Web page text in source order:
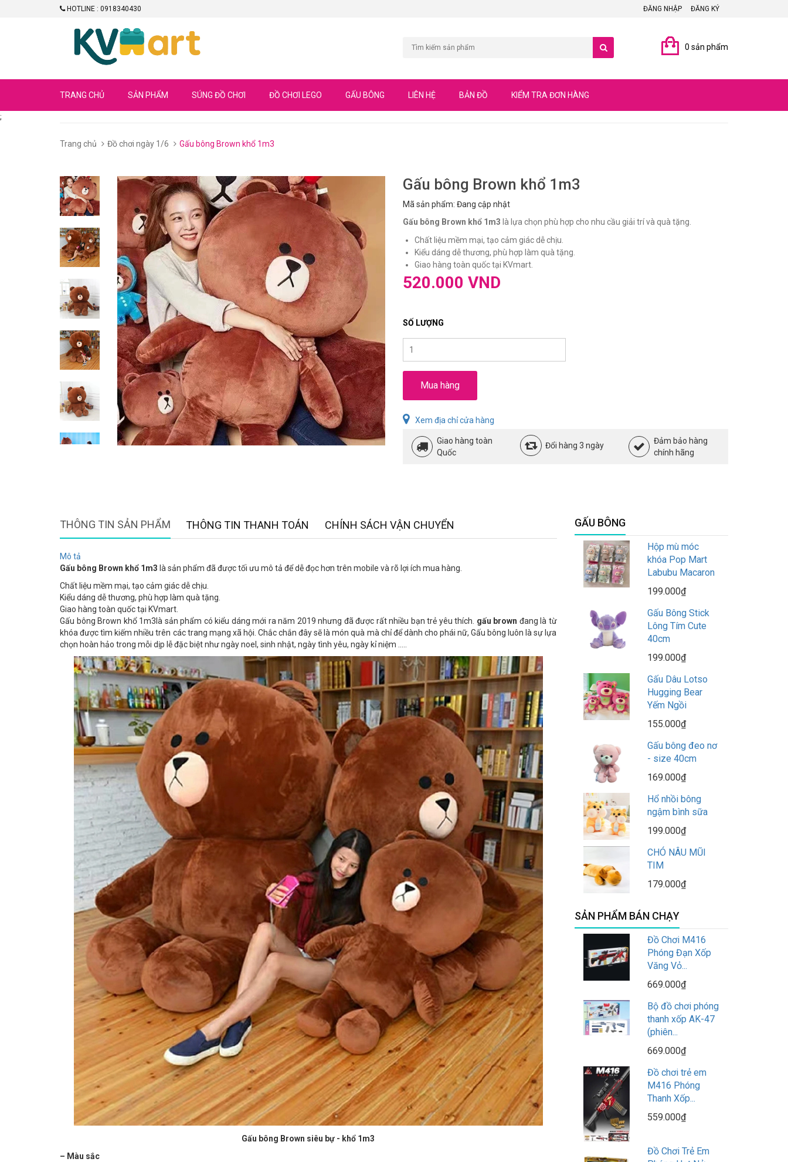
HOTLINE : 0918340430 ĐĂNG NHẬP ĐĂNG KÝ
0 sản phẩm
TRANG CHỦ SẢN PHẨM SÚNG ĐỒ CHƠI ĐỒ CHƠI LEGO GẤU BÔNG LIÊN HỆ BẢN ĐỒ KIỂM TRA ĐƠN HÀNG
;
Trang chủ Đồ chơi ngày 1/6 Gấu bông Brown khổ 1m3
Gấu bông Brown khổ 1m3
Mã sản phẩm: Đang cập nhật
Gấu bông Brown khổ 1m3 là lựa chọn phù hợp cho nhu cầu giải trí và quà tặng.
Chất liệu mềm mại, tạo cảm giác dễ chịu.
Kiểu dáng dễ thương, phù hợp làm quà tặng.
Giao hàng toàn quốc tại KVmart.
520.000 VND
SỐ LƯỢNG
Mua hàng
Xem địa chỉ cửa hàng
Giao hàng toàn
Quốc
Đổi hàng 3 ngày
Đảm bảo hàng
chính hãng
THÔNG TIN SẢN PHẨM THÔNG TIN THANH TOÁN CHÍNH SÁCH VẬN CHUYỂN
Mô tả
Gấu bông Brown khổ 1m3 là sản phẩm đã được tối ưu mô tả để dễ đọc hơn trên mobile và rõ lợi ích mua hàng.
Chất liệu mềm mại, tạo cảm giác dễ chịu.
Kiểu dáng dễ thương, phù hợp làm quà tặng.
Giao hàng toàn quốc tại KVmart.
Gấu bông Brown khổ 1m3là sản phẩm có kiểu dáng mới ra năm 2019 nhưng đã được rất nhiều bạn trẻ yêu thích. gấu brown đang là từ
khóa được tìm kiếm nhiều trên các trang mạng xã hội. Chắc chắn đây sẽ là món quà mà chỉ để dành cho phái nữ, Gấu bông luôn là sự lựa
chọn hoàn hảo trong mỗi dịp lễ đặc biệt như ngày noel, sinh nhật, ngày tình yêu, ngày kỉ niệm …..
Gấu bông Brown siêu bự - khổ 1m3
– Màu sắc
GẤU BÔNG
Hộp mù móc
khóa Pop Mart
Labubu Macaron
199.000₫
Gấu Bông Stick
Lông Tím Cute
40cm
199.000₫
Gấu Dâu Lotso
Hugging Bear
Yếm Ngồi
155.000₫
Gấu bông đeo nơ
- size 40cm
169.000₫
Hổ nhồi bông
ngậm bình sữa
199.000₫
CHÓ NÂU MŨI
TIM
179.000₫
SẢN PHẨM BÁN CHẠY
Đồ Chơi M416
Phóng Đạn Xốp
Văng Vỏ...
669.000₫
Bộ đồ chơi phóng
thanh xốp AK-47
(phiên...
669.000₫
Đồ chơi trẻ em
M416 Phóng
Thanh Xốp...
559.000₫
Đồ Chơi Trẻ Em